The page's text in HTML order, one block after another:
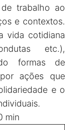
trabalho ao
e contextos.
vida cotidiana
etc.),
formas de
ações que
e o
min